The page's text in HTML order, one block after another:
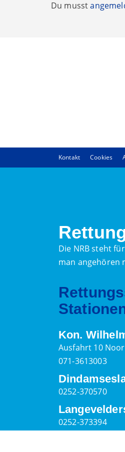
Du musst
Kontakt Cookies
Die NRB steht
man angehören
Kon.
Ausfahrt 10
071-3613003
0252-370570
0252-373394